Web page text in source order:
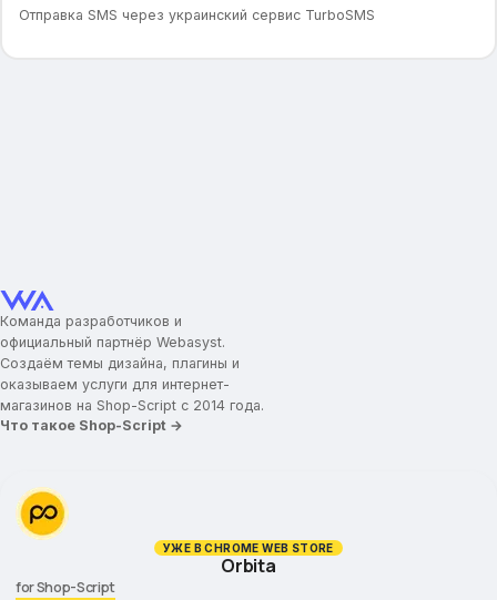
Отправка SMS через украинский сервис TurboSMS
Команда разработчиков и
официальный партнёр Webasyst.
Создаём темы дизайна, плагины и
оказываем услуги для интернет-
магазинов на Shop-Script с 2014 года.
Что такое Shop-Script →
УЖЕ В CHROME WEB STORE
Orbita
for Shop-Script